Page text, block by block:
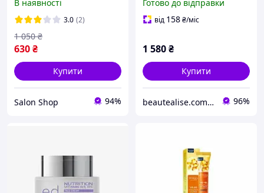
В наявності
3.0 (2)
630₴
1 050 ₴
Купити
Salon Shop 94%
Vitamin B3, B5 Face Cream
50 ml
Готово до відправки
від 158₴/міс
1 580₴
Купити
beautealise.com.ua 96%